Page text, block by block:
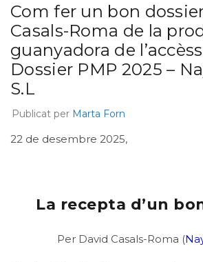
Com fer un bon
Casals-Roma de la
guanyadora de
Dossier PMP 2025 –
S.L
Publicat per Marta Forn
22 de desembre 2025,
La recepta d’un
Per David Casals-Roma (